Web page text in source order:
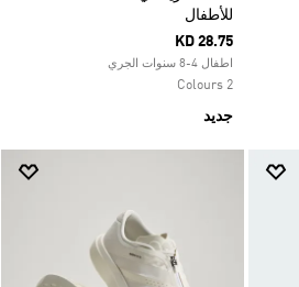
للأطفال
KD 28.75
اطفال 4-8 سنوات الجري
2 Colours
جديد